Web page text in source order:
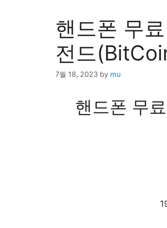
핸드폰 무
전드
7월 18, 2023 by mu
핸드폰 무